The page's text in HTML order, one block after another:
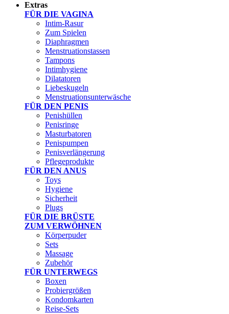
Extras
FÜR DIE VAGINA
Intim-Rasur
Zum Spielen
Diaphragmen
Menstruationstassen
Tampons
Intimhygiene
Dilatatoren
Liebeskugeln
Menstruationsunterwäsche
FÜR DEN PENIS
Penishüllen
Penisringe
Masturbatoren
Penispumpen
Penisverlängerung
Pflegeprodukte
FÜR DEN ANUS
Toys
Hygiene
Sicherheit
Plugs
FÜR DIE BRÜSTE
ZUM VERWÖHNEN
Körperpuder
Sets
Massage
Zubehör
FÜR UNTERWEGS
Boxen
Probiergrößen
Kondomkarten
Reise-Sets